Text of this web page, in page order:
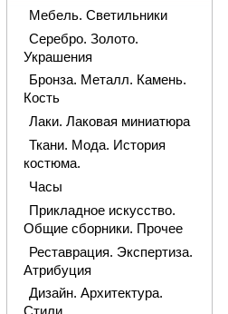
Мебель. Светильники
Серебро. Золото.
Украшения
Бронза. Металл. Камень.
Кость
Лаки. Лаковая миниатюра
Ткани. Мода. История
костюма.
Часы
Прикладное искусство.
Общие сборники. Прочее
Реставрация. Экспертиза.
Атрибуция
Дизайн. Архитектура.